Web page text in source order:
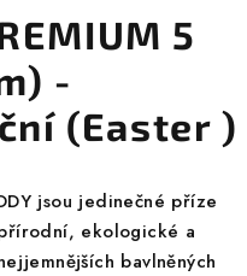
5
-
(Easter )
jsou jedinečné příze
ekologické a
bavlněných